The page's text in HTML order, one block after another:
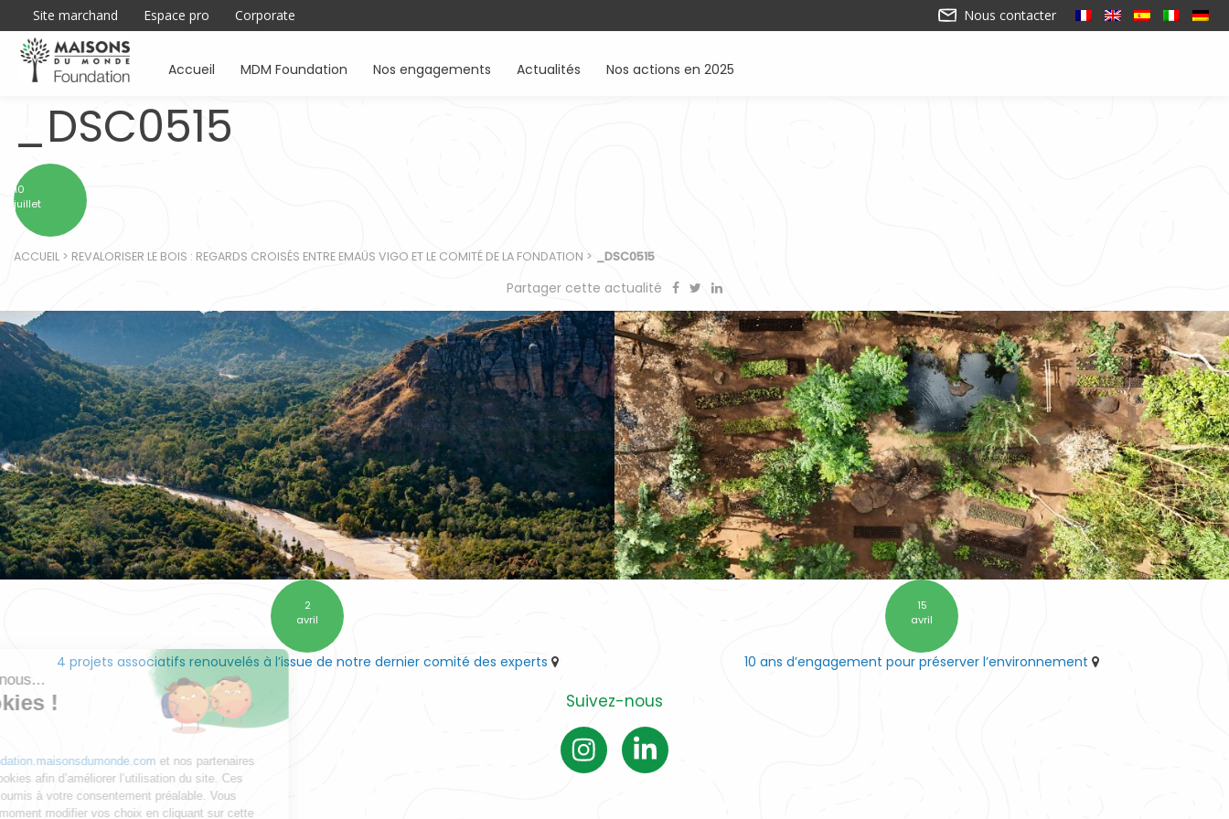
Site marchand Espace pro Corporate Nous contacter
Accueil MDM Foundation Nos engagements Actualités Nos actions en 2025
_DSC0515
10
juillet
ACCUEIL > REVALORISER LE BOIS : REGARDS CROISÉS ENTRE EMAÜS VIGO ET LE COMITÉ DE LA FONDATION > _DSC0515
Partager cette actualité
2
avril
4 projets associatifs renouvelés à l’issue de notre dernier comité des experts
15
avril
10 ans d’engagement pour préserver l’environnement
Suivez-nous
Salut c'est nous...
les Cookies !
Notre sitefoundation.maisonsdumonde.com
utilisent des cookies afin d’améliorer l’utilisation du site. Ces
cookies sont soumis à votre consentement préalable. Vous
pouvez à tout moment modifier vos choix en cliquant sur cette